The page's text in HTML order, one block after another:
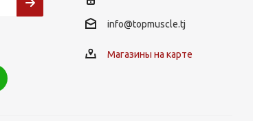
info@topmuscle.tj
Магазины на карте